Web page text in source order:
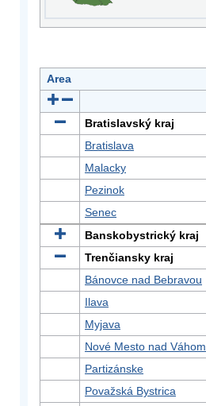
Area
Bratislavský kraj
Bratislava
Malacky
Pezinok
Senec
Banskobystrický kraj
Trenčiansky kraj
Bánovce nad Bebravou
Ilava
Myjava
Nové Mesto nad Váhom
Partizánske
Považská Bystrica